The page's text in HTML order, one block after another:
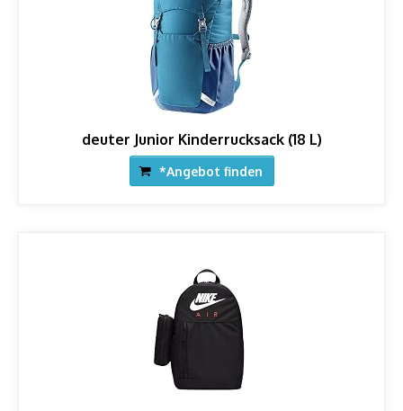
deuter Junior Kinderrucksack (18 L)
*Angebot finden